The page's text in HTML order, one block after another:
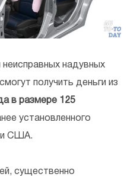
надувных
получить деньги из
в размере 125
установленного
США.
существенно